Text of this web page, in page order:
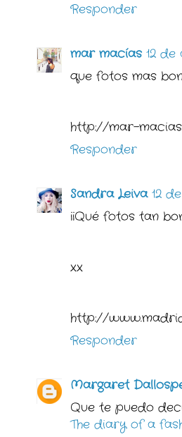
Responder
mar macías 12 de
que fotos mas
http://mar-
Responder
Sandra Leiva 12
¡¡Qué fotos tan
xx
http://
Responder
Margaret
Que te puedo
The diary of a